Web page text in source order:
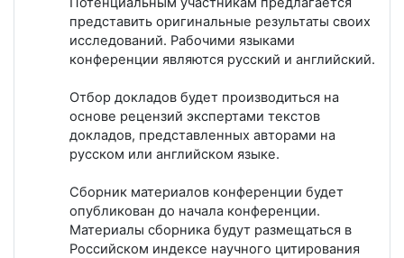
представить оригинальные результаты своих
исследований. Рабочими языками
конференции являются русский и английский.
Отбор докладов будет производиться на
основе рецензий экспертами текстов
докладов, представленных авторами на
русском или английском языке.
Сборник материалов конференции будет
опубликован до начала конференции.
Материалы сборника будут размещаться в
Российском индексе научного цитирования